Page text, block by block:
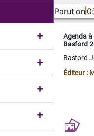
Parution
Agenda
Basford
Basford
Éditeur :